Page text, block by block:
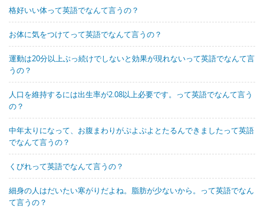
格好いい体って英語でなんて言うの？
お体に気をつけてって英語でなんて言うの？
運動は20分以上ぶっ続けでしないと効果が現れないって英語でなんて言
うの？
人口を維持するには出生率が2.08以上必要です。って英語でなんて言う
の？
中年太りになって、お腹まわりがぷよぷよとたるんできましたって英語
でなんて言うの？
くびれって英語でなんて言うの？
細身の人はだいたい寒がりだよね。脂肪が少ないから。って英語でなん
て言うの？